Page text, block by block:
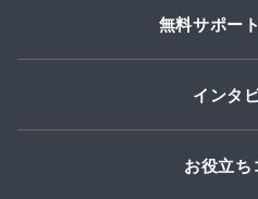
無料サポー
インタ
お役立ち